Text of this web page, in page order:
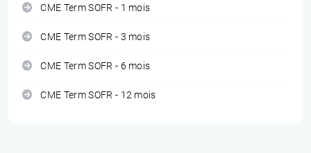
CME Term SOFR - 1 mois
CME Term SOFR - 3 mois
CME Term SOFR - 6 mois
CME Term SOFR - 12 mois